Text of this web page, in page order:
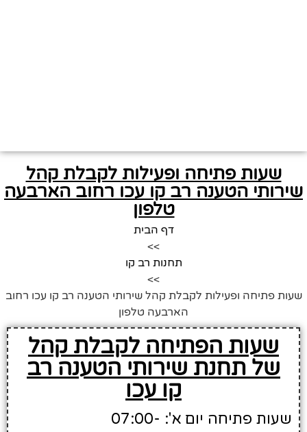
שעות פתיחה ופעילות לקבלת קהל
שירותי הטענה רב קו עכו רחוב הארבעה
טלפון
דף הבית
>>
תחנות רב קו
>>
שעות פתיחה ופעילות לקבלת קהל שירותי הטענה רב קו עכו רחוב
הארבעה טלפון
שעות הפתיחה לקבלת קהל
של תחנת שירותי הטענה רב
קו עכו
שעות פתיחה יום א': 07:00-